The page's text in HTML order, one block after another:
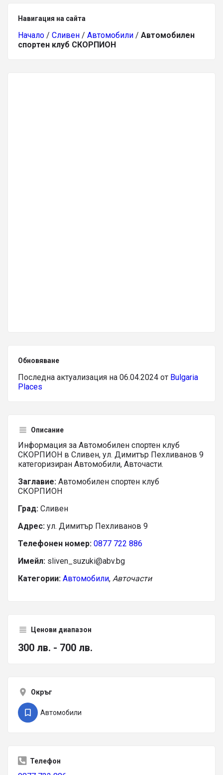
Навигация на сайта
Начало / Сливен / Автомобили / Автомобилен
спортен клуб СКОРПИОН
Обновяване
Последна актуализация на 06.04.2024 от Bulgaria
Places
Описание
Информация за Автомобилен спортен клуб
СКОРПИОН в Сливен, ул. Димитър Пехливанов 9
категоризиран Автомобили, Авточасти.
Заглавие: Автомобилен спортен клуб
СКОРПИОН
Град: Сливен
Адрес: ул. Димитър Пехливанов 9
Телефонен номер: 0877 722 886
Имейл: sliven_suzuki@abv.bg
Категории: Автомобили, Авточасти
Ценови диапазон
300 лв. - 700 лв.
Окръг
Автомобили
Телефон